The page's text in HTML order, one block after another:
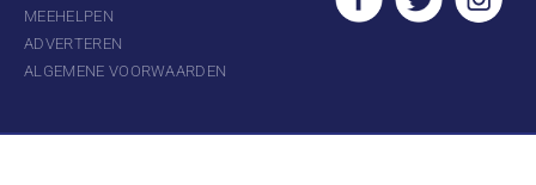
MEEHELPEN
ADVERTEREN
ALGEMENE VOORWAARDEN